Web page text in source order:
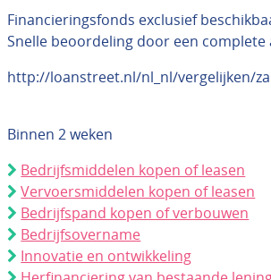
Financieringsfonds exclusief
Snelle beoordeling door een complete
http://loanstreet.nl/nl_nl/vergelijken/
Binnen 2 weken
Bedrijfsmiddelen kopen of leasen
Vervoersmiddelen kopen of leasen
Bedrijfspand kopen of verbouwen
Bedrijfsovername
Innovatie en ontwikkeling